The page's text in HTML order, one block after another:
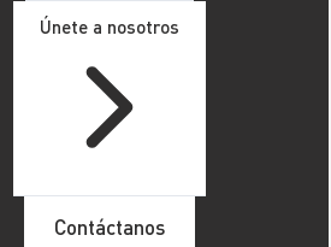
Únete a nosotros
Contáctanos
autorizados
de premios